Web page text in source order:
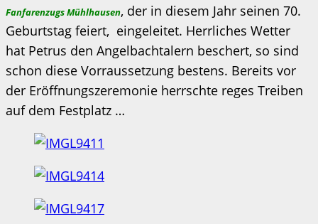
Fanfarenzugs Mühlhausen, der in diesem Jahr seinen 70.
Geburtstag feiert, eingeleitet. Herrliches Wetter
hat Petrus den Angelbachtalern beschert, so sind
schon diese Vorraussetzung bestens. Bereits vor
der Eröffnungszeremonie herrschte reges Treiben
auf dem Festplatz …